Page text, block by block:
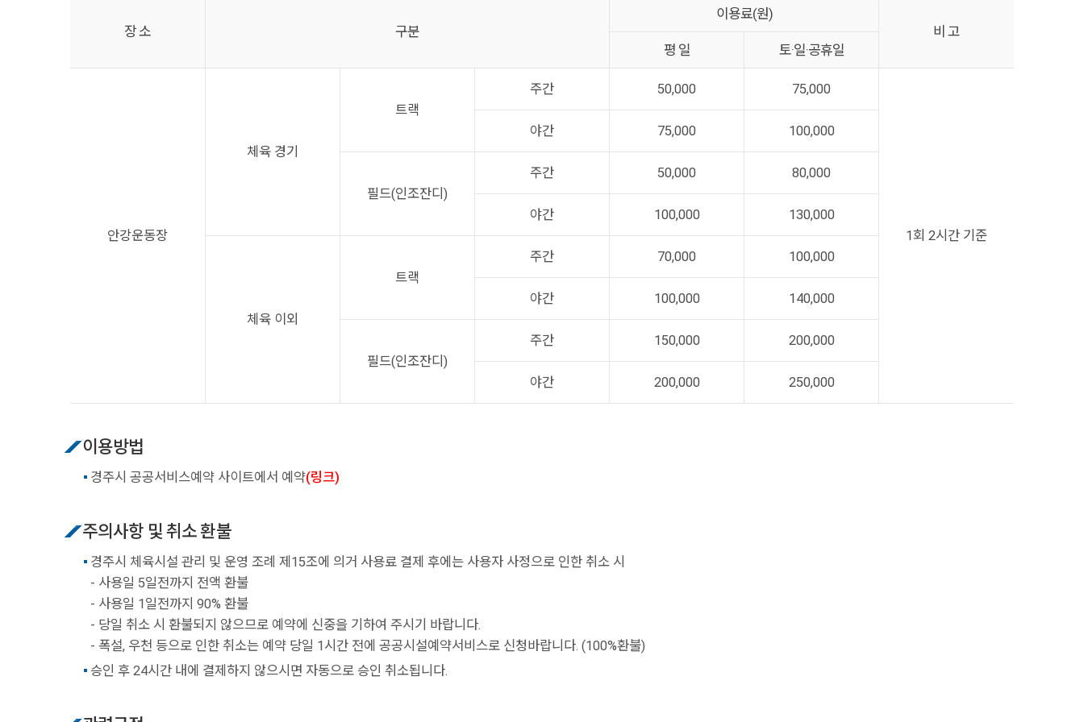
장 소 구분
이용료(원)
비 고
평 일
토·일·공휴일
안강운동장
체육 경기
트랙
주간 50,000 75,000
1회 2시간 기준
야간 75,000 100,000
필드(인조잔디)
주간 50,000 80,000
야간 100,000 130,000
체육 이외
트랙
주간 70,000 100,000
야간 100,000 140,000
필드(인조잔디)
주간 150,000 200,000
야간 200,000 250,000
이용방법
경주시 공공서비스예약 사이트에서 예약(링크)
주의사항 및 취소 환불
경주시 체육시설 관리 및 운영 조례 제15조에 의거 사용료 결제 후에는 사용자 사정으로 인한 취소 시
- 사용일 5일전까지 전액 환불
- 사용일 1일전까지 90% 환불
- 당일 취소 시 환불되지 않으므로 예약에 신중을 기하여 주시기 바랍니다.
- 폭설, 우천 등으로 인한 취소는 예약 당일 1시간 전에 공공시설예약서비스로 신청바랍니다. (100%환불)
승인 후 24시간 내에 결제하지 않으시면 자동으로 승인 취소됩니다.